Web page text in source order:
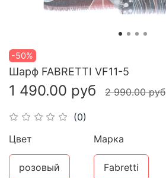
-50%
(0)
Шарф FABRETTI VF11-5
1 490.00 руб 2 990.00 руб
Цвет
розовый
Марка
Fabretti